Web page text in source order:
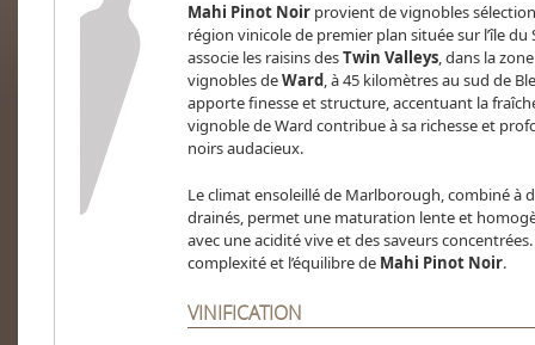
Mahi Pinot Noirprovient de vignobles
région vinicole de premier plan située sur l’île
associe les raisins desTwin Valleys, dans la
vignobles deWard, à 45 kilomètres au sud de
apporte finesse et structure, accentuant la
vignoble de Ward contribue à sa richesse et
noirs audacieux.
Le climat ensoleillé de Marlborough, combiné à
drainés, permet une maturation lente et
avec une acidité vive et des saveurs
complexité et l’équilibre de Mahi Pinot Noir.
VINIFICATION